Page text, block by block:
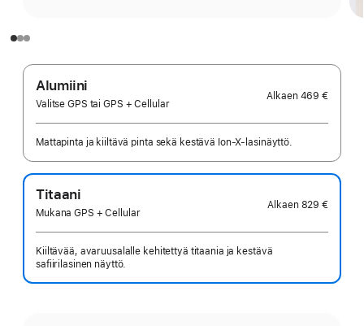
Alumiini
Valitse GPS tai GPS + Cellular
Alkaen 469 €
Mattapinta ja kiiltävä pinta sekä kestävä Ion-X-lasinäyttö.
Titaani
Mukana GPS + Cellular
Alkaen 829 €
Kiiltävää, avaruusalalle kehitettyä titaania ja kestävä
safiirilasinen näyttö.